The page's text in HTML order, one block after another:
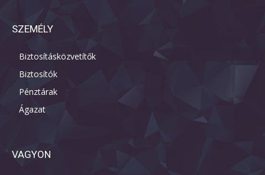
SZEMÉLY
Biztosításközvetítők
Biztosítók
Pénztárak
Ágazat
VAGYON